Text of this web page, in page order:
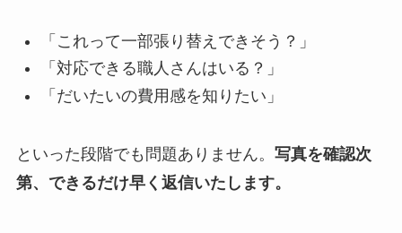
「これって一部張り替えできそう？」
「対応できる職人さんはいる？」
「だいたいの費用感を知りたい」
といった段階でも問題ありません。 写真を確認次
第、できるだけ早く返信いたします。